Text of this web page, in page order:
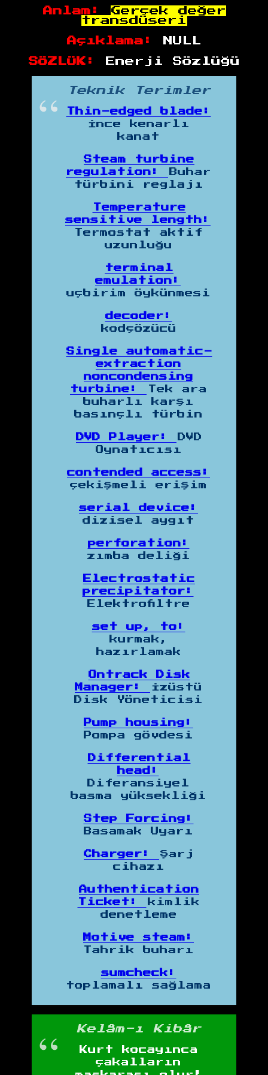
Anlam:
Gerçek değer
transdüseri
Açıklama: NULL
SÖZLÜK: Enerji Sözlüğü
Teknik Terimler
Thin-edged blade:
İnce kenarlı
kanat
Steam turbine
regulation:
Buhar
türbini reglajı
Temperature
sensitive length:
Termostat aktif
uzunluğu
terminal
emulation:
uçbirim öykünmesi
decoder:
kodçözücü
Single automatic-
extraction
noncondensing
turbine:
Tek ara
buharlı karşı
basınçlı türbin
DVD Player:
DVD
Oynatıcısı
contended access:
çekişmeli erişim
serial device:
dizisel aygıt
perforation:
zımba deliği
Electrostatic
precipitator:
Elektrofiltre
set up, to:
kurmak,
hazırlamak
Ontrack Disk
Manager:
İzüstü
Disk Yöneticisi
Pump housing:
Pompa gövdesi
Differential
head:
Diferansiyel
basma yüksekliği
Step Forcing:
Basamak Uyarı
Charger:
Şarj
cihazı
Authentication
Ticket:
kimlik
denetleme
Motive steam:
Tahrik buharı
sumcheck:
toplamalı sağlama
Kelâm-ı Kibâr
Kurt kocayınca
çakalların